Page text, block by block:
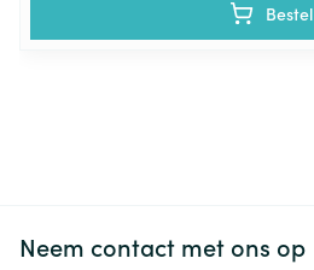
Bestel
Neem contact met ons op